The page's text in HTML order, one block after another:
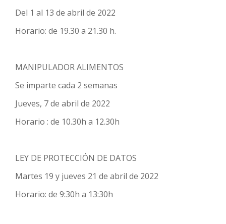
Del 1 al 13 de abril de 2022
Horario: de 19.30 a 21.30 h.
MANIPULADOR ALIMENTOS
Se imparte cada 2 semanas
Jueves, 7 de abril de 2022
Horario : de 10.30h a 12.30h
LEY DE PROTECCIÓN DE DATOS
Martes 19 y jueves 21 de abril de 2022
Horario: de 9:30h a 13:30h